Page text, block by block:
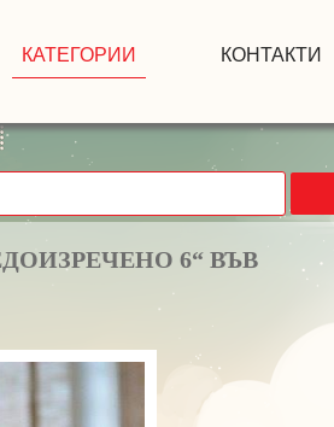
КАТЕГОРИИ КОНТАКТИ
6“ ВЪВ